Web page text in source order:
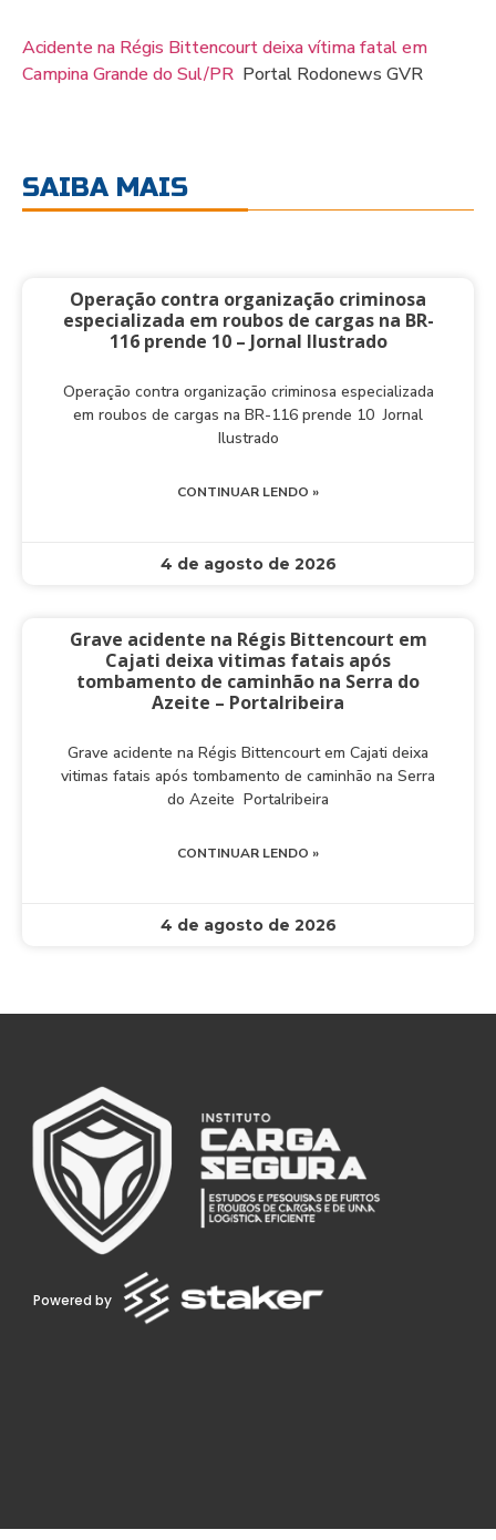
Acidente na Régis Bittencourt deixa vítima fatal em
Campina Grande do Sul/PR Portal Rodonews GVR
SAIBA MAIS
Operação contra organização criminosa
especializada em roubos de cargas na BR-
116 prende 10 – Jornal Ilustrado
Operação contra organização criminosa especializada
em roubos de cargas na BR-116 prende 10 Jornal
Ilustrado
CONTINUAR LENDO »
4 de agosto de 2026
Grave acidente na Régis Bittencourt em
Cajati deixa vitimas fatais após
tombamento de caminhão na Serra do
Azeite – Portalribeira
Grave acidente na Régis Bittencourt em Cajati deixa
vitimas fatais após tombamento de caminhão na Serra
do Azeite Portalribeira
CONTINUAR LENDO »
4 de agosto de 2026
Powered by